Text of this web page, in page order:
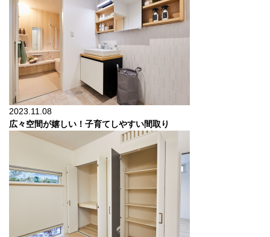
2023.11.08
広々空間が嬉しい！子育てしやすい間取り